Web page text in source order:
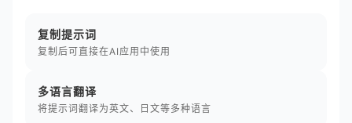
复制提示词
复制后可直接在AI应用中使用
多语言翻译
将提示词翻译为英文、日文等多种语言